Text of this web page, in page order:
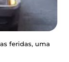
feridas, uma